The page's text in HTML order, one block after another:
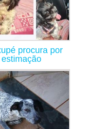
procura por